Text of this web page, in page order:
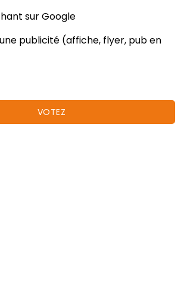
sur Google
publicité (affiche, flyer, pub en
VOTEZ